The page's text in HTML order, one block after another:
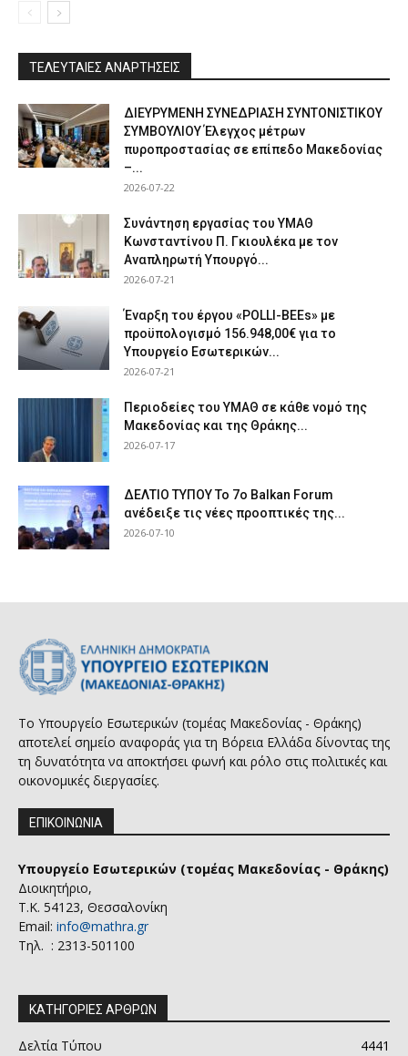
ΤΕΛΕΥΤΑΙΕΣ ΑΝΑΡΤΗΣΕΙΣ
ΔΙΕΥΡΥΜΕΝΗ ΣΥΝΕΔΡΙΑΣΗ ΣΥΝΤΟΝΙΣΤΙΚΟΥ
ΣΥΜΒΟΥΛΙΟΥ Έλεγχος μέτρων
πυροπροστασίας σε επίπεδο Μακεδονίας
–...
2026-07-22
Συνάντηση εργασίας του ΥΜΑΘ
Κωνσταντίνου Π. Γκιουλέκα με τον
Αναπληρωτή Υπουργό...
2026-07-21
Έναρξη του έργου «POLLI-BEEs» με
προϋπολογισμό 156.948,00€ για το
Υπουργείο Εσωτερικών...
2026-07-21
Περιοδείες του ΥΜΑΘ σε κάθε νομό της
Μακεδονίας και της Θράκης...
2026-07-17
ΔΕΛΤΙΟ ΤΥΠΟΥ Το 7ο Balkan Forum
ανέδειξε τις νέες προοπτικές της...
2026-07-10
Το Υπουργείο Εσωτερικών (τομέας Μακεδονίας - Θράκης)
αποτελεί σημείο αναφοράς για τη Βόρεια Ελλάδα δίνοντας της
τη δυνατότητα να αποκτήσει φωνή και ρόλο στις πολιτικές και
οικονομικές διεργασίες.
ΕΠΙΚΟΙΝΩΝΙΑ
Υπουργείο Εσωτερικών (τομέας Μακεδονίας - Θράκης)
Διοικητήριο,
Τ.Κ. 54123, Θεσσαλονίκη
Email: info@mathra.gr
Τηλ. : 2313-501100
ΚΑΤΗΓΟΡΙΕΣ ΑΡΘΡΩΝ
Δελτία Τύπου
4441